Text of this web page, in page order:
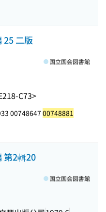
25 二版
C73>
国立国会図書館
00748647 00748881
第2輯20
国立国会図書館